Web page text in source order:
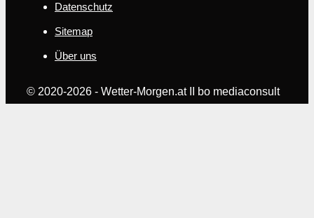
Datenschutz
Sitemap
Über uns
© 2020-2026 - Wetter-Morgen.at II bo mediaconsult